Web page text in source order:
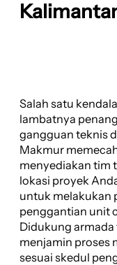
Salah satu
lambatnya
gangguan teknis
Makmur
menyediakan tim
lokasi proyek
untuk melakukan
penggantian unit
Didukung
menjamin proses
sesuai skedul